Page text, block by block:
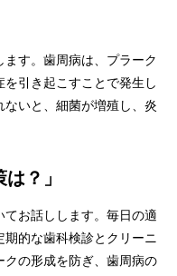
ます。歯周病は、プラーク
引き起こすことで発生し
ないと、細菌が増殖し、炎
？」
てお話しします。毎日の適
的な歯科検診とクリーニ
クの形成を防ぎ、歯周病の